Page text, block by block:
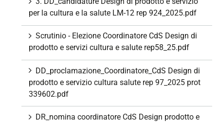
per la cultura e la salute LM-12 rep 924_2025.pdf
Scrutinio - Elezione Coordinatore CdS Design di
prodotto e servizi cultura e salute rep58_25.pdf
DD_proclamazione_Coordinatore_CdS Design di
prodotto e servizio cultura salute rep 97_2025 prot
339602.pdf
DR_nomina coordinatore CdS Design prodotto e